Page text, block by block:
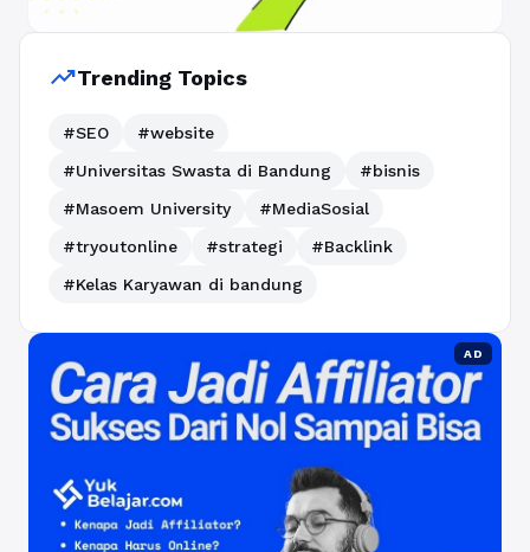
trending_upTrending Topics
#SEO
#website
#Universitas Swasta di Bandung
#bisnis
#Masoem University
#MediaSosial
#tryoutonline
#strategi
#Backlink
#Kelas Karyawan di bandung
AD